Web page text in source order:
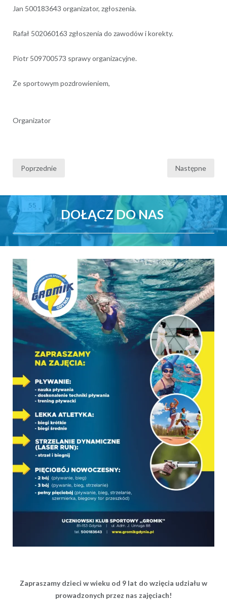
Jan 500183643 organizator, zgłoszenia.
Rafał 502060163 zgłoszenia do zawodów i korekty.
Piotr 509700573 sprawy organizacyjne.
Ze sportowym pozdrowieniem,
Organizator
Stronicowanie
Poprzednie Następne
DOŁĄCZ DO NAS
Zapraszamy dzieci w wieku od 9 lat do wzięcia udziału w
prowadzonych przez nas zajęciach!